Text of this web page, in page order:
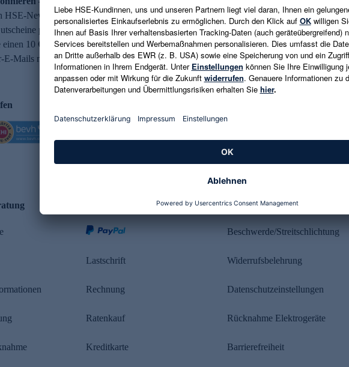
HSE-Newsletter abonnieren und aktuelle Trends,
per E-Mail erhalten. Als Dankeschön
einen 10 € Gutschein. Eine Abmeldung ist jederzeit in
E-Mails möglich.
E-Mail-Adresse eingeben
Es gelten die Datenschutzrichtlinien
Lastschrift
Rechnung
Ratenkauf
Kreditkarte
Rechtliches
Beschwerde/Streitschlichtung
Widerrufsbelehrung
Datenschutzeinstellungen
Rücknahme Elektrogeräte
Barrierefreiheit